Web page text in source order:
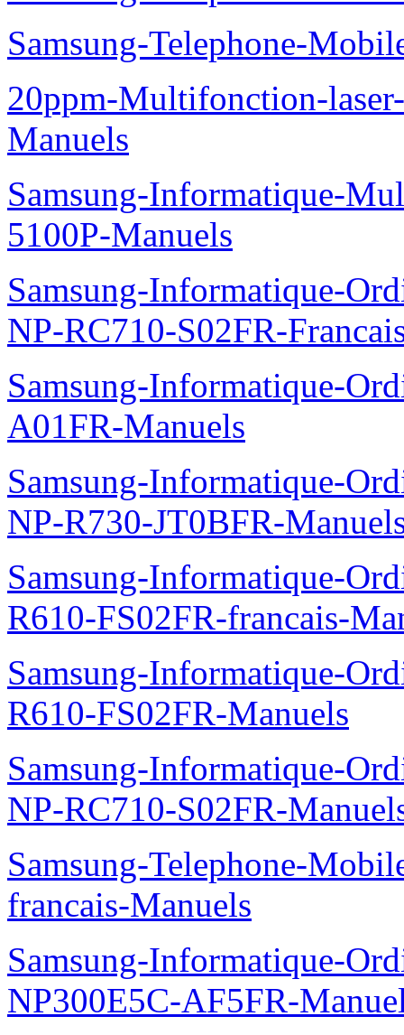
Samsung-Telephone-
20ppm-Multifonction-
Manuels
Samsung-Informatique-
5100P-Manuels
Samsung-Informatique-
NP-RC710-S02FR-
Samsung-Informatique-
A01FR-Manuels
Samsung-Informatique-
NP-R730-JT0BFR-
Samsung-Informatique-
R610-FS02FR-francais-
Samsung-Informatique-
R610-FS02FR-Manuels
Samsung-Informatique-
NP-RC710-S02FR-
Samsung-Telephone-
francais-Manuels
Samsung-Informatique-
NP300E5C-AF5FR-